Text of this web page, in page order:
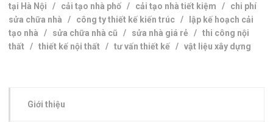
tại Hà Nội / cải tạo nhà phố / cải tạo nhà tiết kiệm / chi phí
sửa chữa nhà / công ty thiết kế kiến trúc /
lập kế hoạch cải
tạo nhà / sửa chữa nhà cũ / sửa nhà giá rẻ /thi công nội
thất /thiết kế nội thất /tư vấn thiết kế /vật liệu xây dựng
Giới thiệu